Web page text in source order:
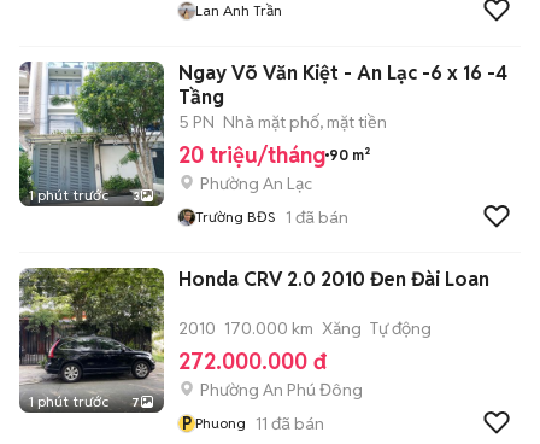
Lan Anh Trần
1 phút trước 3
Ngay Võ Văn Kiệt - An Lạc -6 x 16 -4
Tầng
5 PN Nhà mặt phố, mặt tiền
20 triệu/tháng 90 m²
Phường An Lạc
Trường BĐS 1 đã bán
1 phút trước 7
Honda CRV 2.0 2010 Đen Đài Loan
2010 170.000 km Xăng Tự động
272.000.000 đ
Phường An Phú Đông
P Phuong 11 đã bán